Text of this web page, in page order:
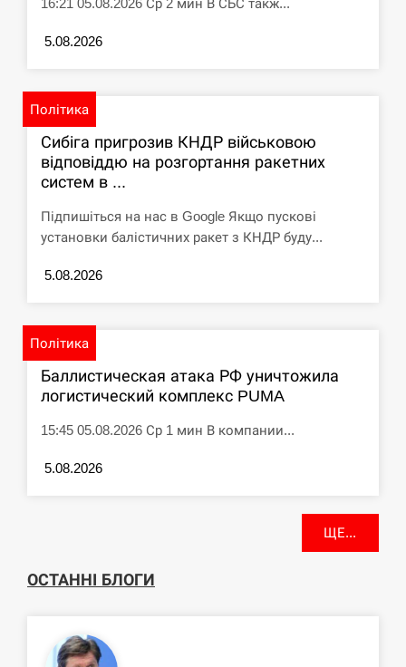
5.08.2026
Політика
Сибіга пригрозив КНДР військовою
відповіддю на розгортання ракетних
систем в ...
Підпишіться на нас в Google Якщо пускові
установки балістичних ракет з КНДР буду...
5.08.2026
Політика
Баллистическая атака РФ уничтожила
логистический комплекс PUMA
15:45 05.08.2026 Ср 1 мин В компании...
5.08.2026
ЩЕ...
ОСТАННІ БЛОГИ